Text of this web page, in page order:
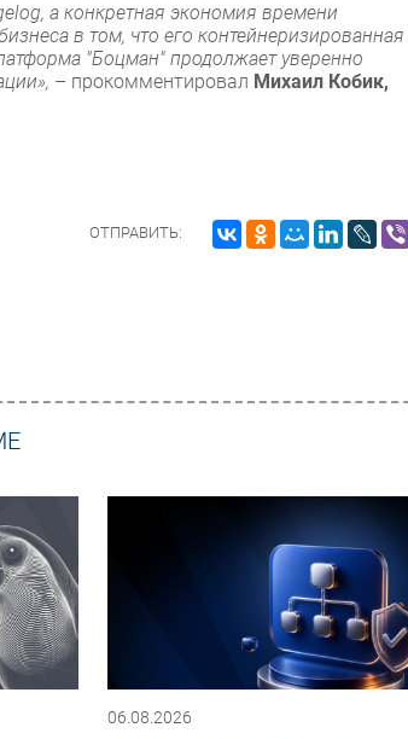
а конкретная экономия времени
в том, что его контейнеризированная
"Боцман" продолжает уверенно
– прокомментировал Михаил Кобик,
ОТПРАВИТЬ:
06.08.2026